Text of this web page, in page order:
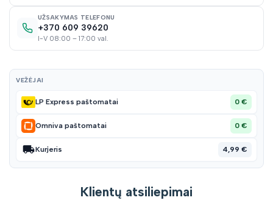
UŽSAKYMAS TELEFONU
+370 609 39620
I-V 08:00 – 17:00 val.
VEŽĖJAI
LP Express paštomatai 0 €
Omniva paštomatai 0 €
Kurjeris 4,99 €
Klientų atsiliepimai